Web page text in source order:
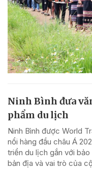
Ninh Bình đưa
phẩm du lịch
Ninh Bình được World
nổi hàng đầu châu Á
triển du lịch gắn với
bản địa và vai trò của